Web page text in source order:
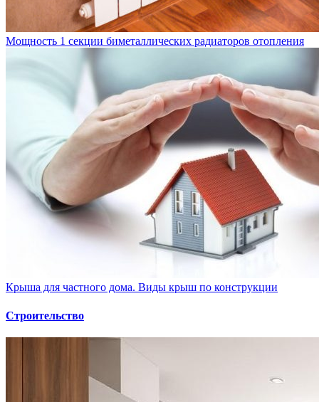
Мощность 1 секции биметаллических радиаторов отопления
Крыша для частного дома. Виды крыш по конструкции
Строительство